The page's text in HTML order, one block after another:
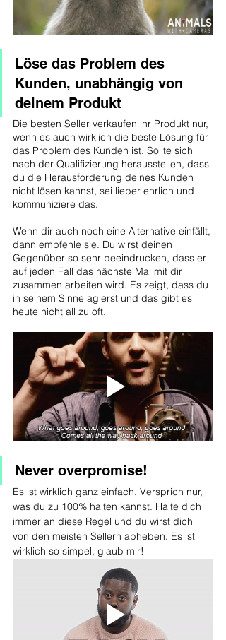
Löse das Problem des
Kunden, unabhängig von
deinem Produkt
Die besten Seller verkaufen ihr Produkt nur,
wenn es auch wirklich die beste Lösung für
das Problem des Kunden ist. Sollte sich
nach der Qualifizierung herausstellen, dass
du die Herausforderung deines Kunden
nicht lösen kannst, sei lieber ehrlich und
kommuniziere das.
Wenn dir auch noch eine Alternative einfällt,
dann empfehle sie. Du wirst deinen
Gegenüber so sehr beeindrucken, dass er
auf jeden Fall das nächste Mal mit dir
zusammen arbeiten wird. Es zeigt, dass du
in seinem Sinne agierst und das gibt es
heute nicht all zu oft.
Never overpromise!
Es ist wirklich ganz einfach. Versprich nur,
was du zu 100% halten kannst. Halte dich
immer an diese Regel und du wirst dich
von den meisten Sellern abheben. Es ist
wirklich so simpel, glaub mir!